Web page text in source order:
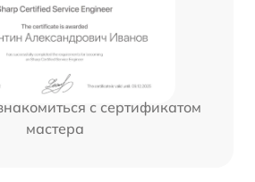
с сертификатом
мастера